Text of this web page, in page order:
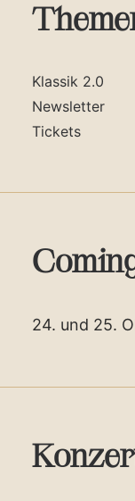
Klassik 2.0
Newsletter
Tickets
24. und 25.